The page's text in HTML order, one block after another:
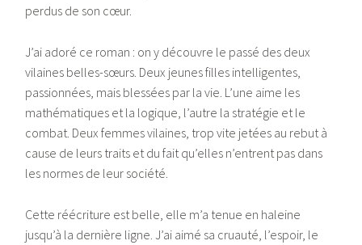
perdus de son cœur.
J’ai adoré ce roman : on y découvre le passé des deux
vilaines belles-sœurs. Deux jeunes filles intelligentes,
passionnées, mais blessées par la vie. L’une aime les
mathématiques et la logique, l’autre la stratégie et le
combat. Deux femmes vilaines, trop vite jetées au rebut à
cause de leurs traits et du fait qu’elles n’entrent pas dans
les normes de leur société.
Cette réécriture est belle, elle m’a tenue en haleine
jusqu’à la dernière ligne. J’ai aimé sa cruauté, l’espoir, le